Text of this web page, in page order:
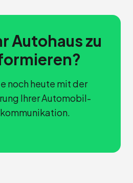
Autohaus zu
noch heute mit der
Ihrer Automobil-